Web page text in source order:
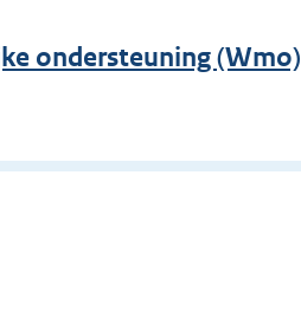
ondersteuning (Wmo)